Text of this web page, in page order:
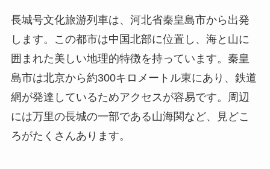
所在地
長城号文化旅游列車は、河北省秦皇島市から出発
します。この都市は中国北部に位置し、海と山に
囲まれた美しい地理的特徴を持っています。秦皇